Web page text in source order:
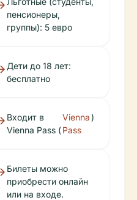
пенсионеры,
группы): 5 евро
Дети до 18 лет:
бесплатно
Входит в
Vienna Pass (
Vienna
Pass
)
Билеты можно
приобрести онлайн
или на входе.